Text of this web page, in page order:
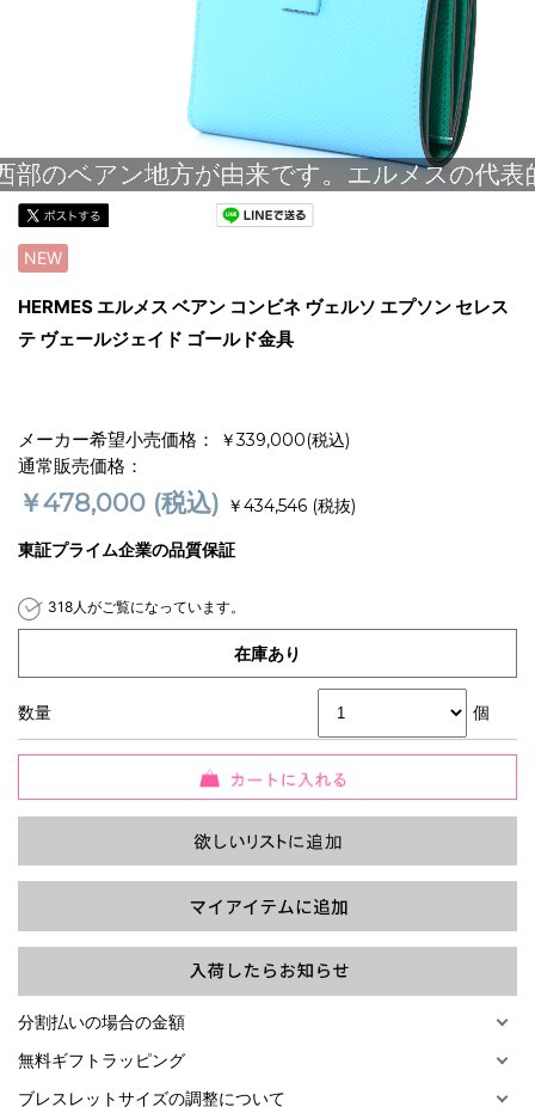
過去の特集をすべて見る>>
NEW
HERMES エルメス ベアン コンビネ ヴェルソ エプソン セレス
テ ヴェールジェイド ゴールド金具
メーカー希望小売価格： ￥339,000(税込)
通常販売価格：
￥478,000 (税込) ￥434,546 (税抜)
東証プライム企業の品質保証
318人がご覧になっています。
在庫あり
数量 個
分割払いの場合の金額
無料ギフトラッピング
ブレスレットサイズの調整について